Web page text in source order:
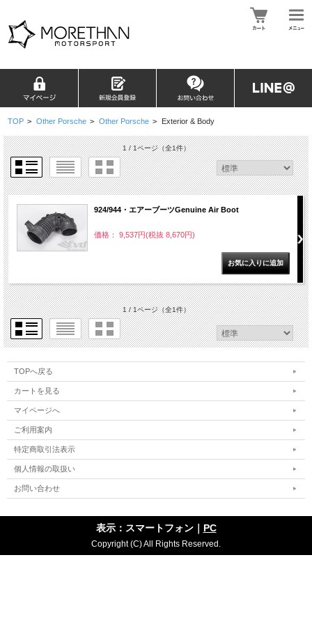
TOP > Other Porsche > Other Porsche > Exterior & Body
1 / 1ページ（全1件）
924/944・エアーブーツGenuine Air Boot
価格： 9,537円(税抜 8,670円)
1 / 1ページ（全1件）
TOPへ戻る
カートを見る
マイページへ
ご利用案内
特定商取引法表示
個人情報の取扱い
お問い合わせ
表示：スマートフォン｜ PC
Copyright (C) All Rights Reserved.